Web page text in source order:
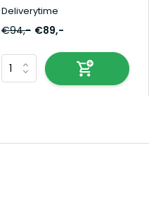
Deliverytime
€94,- €89,-